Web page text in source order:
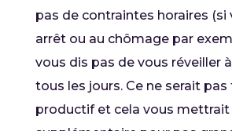
pas de contraintes horaires (si
arrêt ou au chômage par
vous dis pas de vous réveiller
tous les jours. Ce ne serait pas
productif et cela vous mettrait